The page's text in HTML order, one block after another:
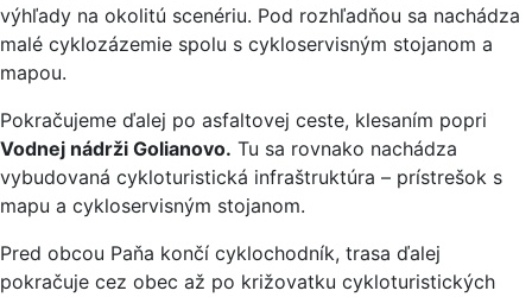
výhľady na okolitú scenériu. Pod rozhľadňou sa nachádza
malé cyklozázemie spolu s cykloservisným stojanom a
mapou.
Pokračujeme ďalej po asfaltovej ceste, klesaním popri
Vodnej nádrži Golianovo. Tu sa rovnako nachádza
vybudovaná cykloturistická infraštruktúra – prístrešok s
mapu a cykloservisným stojanom.
Pred obcou Paňa končí cyklochodník, trasa ďalej
pokračuje cez obec až po križovatku cykloturistických